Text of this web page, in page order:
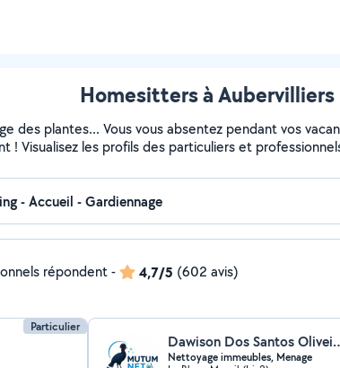
Homesitters à
des plantes... Vous vous absentez pendant vos
! Visualisez les profils des particuliers et
répondent- 4,7/5 (602 avis)
Particulier
Dawison Dos
Nettoyage immeubles, Menage